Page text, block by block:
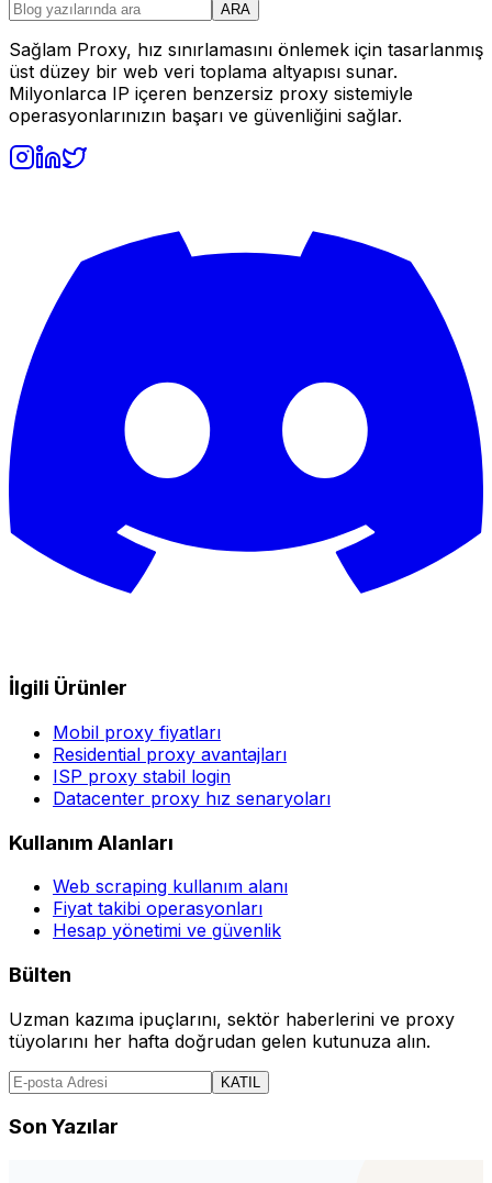
ARA
Sağlam Proxy, hız sınırlamasını önlemek için tasarlanmış
üst düzey bir web veri toplama altyapısı sunar.
Milyonlarca IP içeren benzersiz proxy sistemiyle
operasyonlarınızın başarı ve güvenliğini sağlar.
İlgili Ürünler
Mobil proxy fiyatları
Residential proxy avantajları
ISP proxy stabil login
Datacenter proxy hız senaryoları
Kullanım Alanları
Web scraping kullanım alanı
Fiyat takibi operasyonları
Hesap yönetimi ve güvenlik
Bülten
Uzman kazıma ipuçlarını, sektör haberlerini ve proxy
tüyolarını her hafta doğrudan gelen kutunuza alın.
KATIL
Son Yazılar